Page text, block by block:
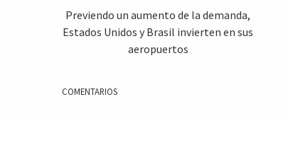
Previendo un aumento de la demanda,
Estados Unidos y Brasil invierten en sus
aeropuertos
COMENTARIOS